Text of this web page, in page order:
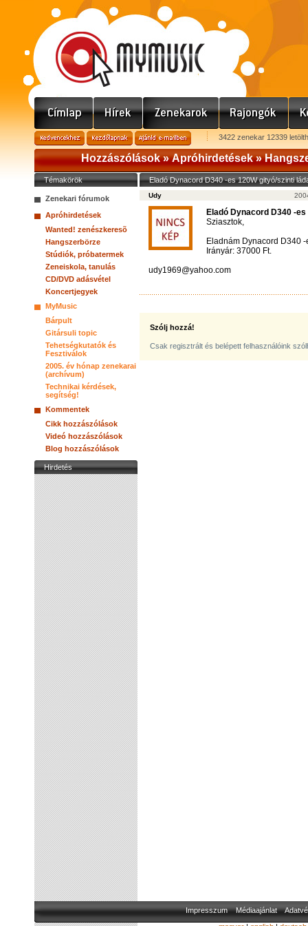
3422 zenekar 12339
Hozzászólások »Apróhirdetések»
Témakörök
Zenekari fórumok
Apróhirdetések
Wanted! zenészkeresõ
Hangszerbörze
Stúdiók, próbatermek
Zeneiskola, tanulás
CD/DVD adásvétel
Koncertjegyek
MyMusic
Bárpult
Gitársuli topic
Tehetségkutatók és
Fesztiválok
2005. év hónap zenekarai
(archívum)
Technikai kérdések,
segítség!
Kommentek
Cikk hozzászólások
Videó hozzászólások
Blog hozzászólások
Hirdetés
Eladó Dynacord D340 -es 120W gityó/szinti
Udy
Eladó Dynacord D340 -
Sziasztok,
Eladnám Dynacord D340
Irányár: 37000 Ft.
udy1969@yahoo.com
Szólj hozzá!
Csak regisztrált és belépett felhasználóink
Impresszum Médiaajánlat